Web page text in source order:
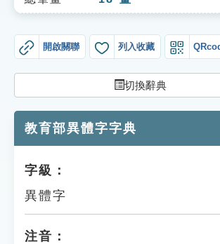
貓頭鷹博士
開啟關聯 列入收藏
切換辭典
教育部異體字字典
字級：
異體字
注音：